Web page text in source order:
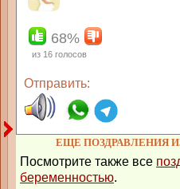
68%
из 16 голосов
Отправить:
ЕЩЕ ПОЗДРАВЛЕНИЯ
Посмотрите также все
беременностью.